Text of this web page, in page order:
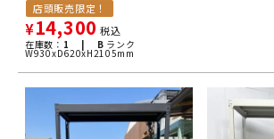
店頭販売限定！
¥14,300 税込
在庫数： 1 | B ランク
W930xD620xH2105mm